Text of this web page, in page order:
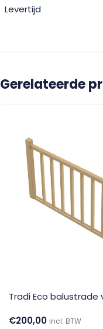
Levertijd
Gerelateerde
Tradi Eco balustrade
€200,00 incl. BTW